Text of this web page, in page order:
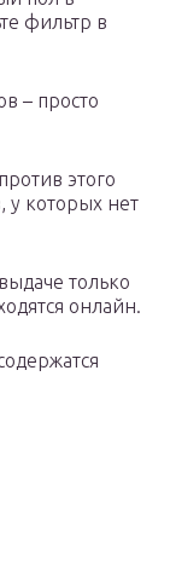
фильтр в
– просто
этого
у которых нет
только
онлайн.